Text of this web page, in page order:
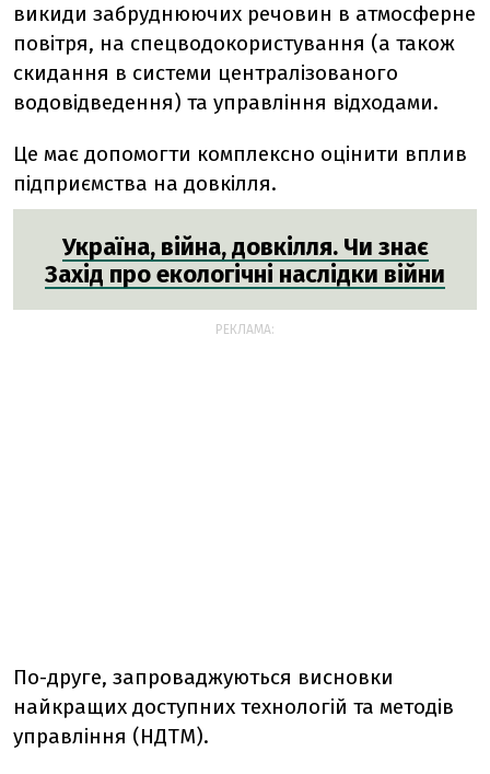
викиди забруднюючих речовин в атмосферне
повітря, на спецводокористування (а також
скидання в системи централізованого
водовідведення) та управління відходами.
Це має допомогти комплексно оцінити вплив
підприємства на довкілля.
Україна, війна, довкілля. Чи знає
Захід про екологічні наслідки війни
РЕКЛАМА:
По-друге, запроваджуються висновки
найкращих доступних технологій та методів
управління (НДТМ).